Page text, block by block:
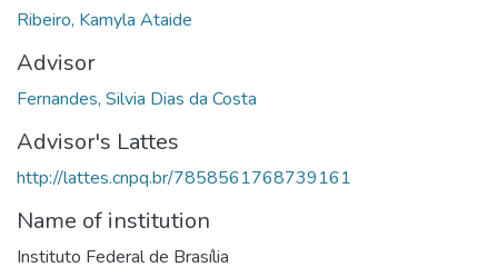
Ribeiro, Kamyla Ataide
Advisor
Fernandes, Silvia Dias da Costa
Advisor's Lattes
http://lattes.cnpq.br/7858561768739161
Name of institution
Instituto Federal de Brasília